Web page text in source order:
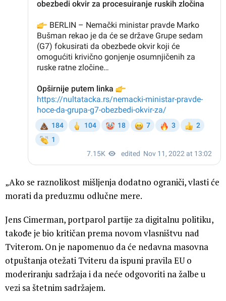
„Ako se raznolikost mišljenja dodatno ograniči, vlasti će
morati da preduzmu odlučne mere.
Jens Cimerman, portparol partije za digitalnu politiku,
takođe je bio kritičan prema novom vlasništvu nad
Tviterom. On je napomenuo da će nedavna masovna
otpuštanja otežati Tviteru da ispuni pravila EU o
moderiranju sadržaja i da neće odgovoriti na žalbe u
vezi sa štetnim sadržajem.